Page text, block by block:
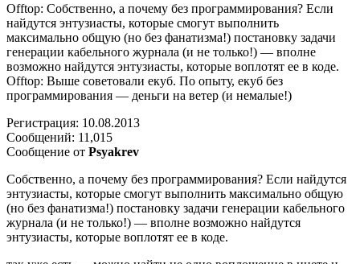
Offtop: Собственно, а почему без программирования? Если
найдутся энтузиасты, которые смогут выполнить
максимально общую (но без фанатизма!) постановку задачи
генерации кабельного журнала (и не только!) — вполне
возможно найдутся энтузиасты, которые воплотят ее в коде.
Offtop: Выше советовали екуб. По опыту, екуб без
программирования — деньги на ветер (и немалые!)
Регистрация: 10.08.2013
Сообщений: 11,015
Сообщение от Psyakrev
Собственно, а почему без программирования? Если найдутся
энтузиасты, которые смогут выполнить максимально общую
(но без фанатизма!) постановку задачи генерации кабельного
журнала (и не только!) — вполне возможно найдутся
энтузиасты, которые воплотят ее в коде.